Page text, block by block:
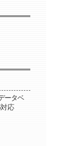
ータベ
応